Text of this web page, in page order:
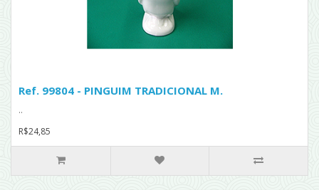
Ref. 99804 - PINGUIM TRADICIONAL M.
..
R$24,85